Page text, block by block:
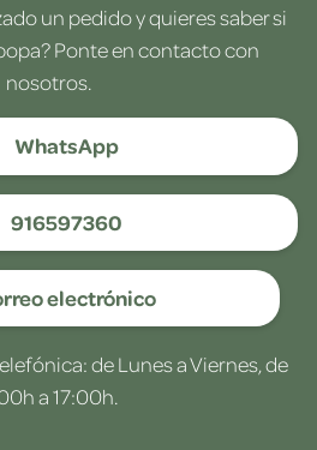
un pedido y quieres saber si
Ponte en contacto con
nosotros.
WhatsApp
916597360
electrónico
de Lunes a Viernes, de
a 17:00h.